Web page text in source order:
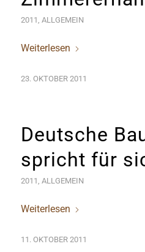
2011 , ALLGEMEIN
Weiterlesen
23. OKTOBER 2011
Deutsche
spricht für
2011 , ALLGEMEIN
Weiterlesen
11. OKTOBER 2011